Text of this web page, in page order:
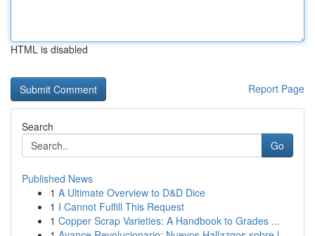
HTML is disabled
Report Page
Search
Go
Published News
1 A Ultimate Overview to D&D Dice
1 I Cannot Fulfill This Request
1 Copper Scrap Varieties: A Handbook to Grades ...